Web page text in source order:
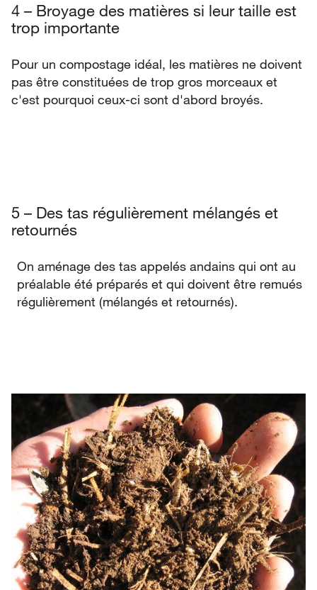
4 – Broyage des matières si leur taille est
trop importante
Pour un compostage idéal, les matières ne doivent
pas être constituées de trop gros morceaux et
c'est pourquoi ceux-ci sont d'abord broyés.
5 – Des tas régulièrement mélangés et
retournés
On aménage des tas appelés andains qui ont au
préalable été préparés et qui doivent être remués
régulièrement (mélangés et retournés).